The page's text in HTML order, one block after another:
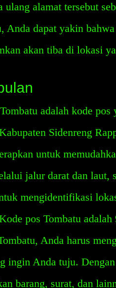
ulang alamat tersebut
Anda dapat yakin
akan tiba di lokasi
adalah kode
Sidenreng
untuk
jalur darat dan laut,
mengidentifikasi
pos Tombatu
Anda harus
ingin Anda tuju.
barang, surat, dan